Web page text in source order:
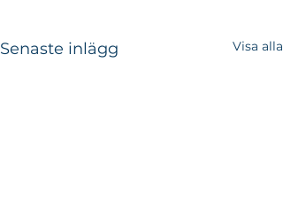
Senaste inlägg Visa alla